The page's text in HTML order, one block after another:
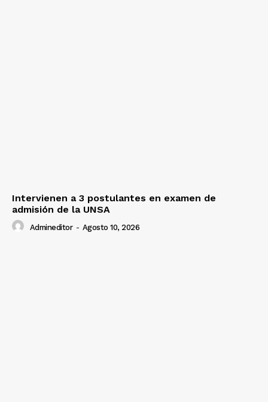
Intervienen a 3 postulantes en examen de
admisión de la UNSA
Admineditor - Agosto 10, 2026